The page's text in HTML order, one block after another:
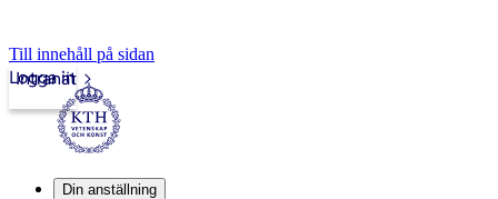
Till innehåll på sidan
Intranät
Logga in
Din anställning